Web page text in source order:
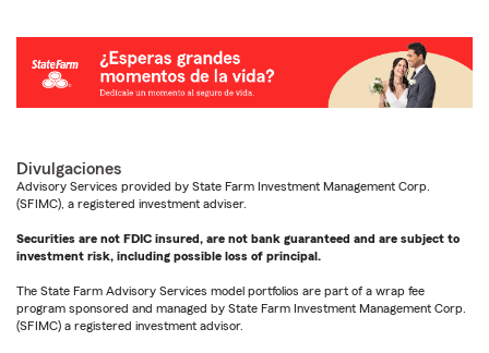
Divulgaciones
Advisory Services provided by State Farm Investment Management Corp.
(SFIMC), a registered investment adviser.
Securities are not FDIC insured, are not bank guaranteed and are subject to
investment risk, including possible loss of principal.
The State Farm Advisory Services model portfolios are part of a wrap fee
program sponsored and managed by State Farm Investment Management Corp.
(SFIMC) a registered investment advisor.